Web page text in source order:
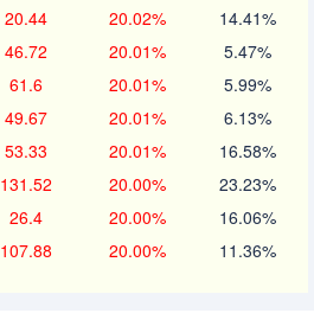
20.44 20.02% 14.41%
46.72 20.01% 5.47%
61.6 20.01% 5.99%
49.67 20.01% 6.13%
53.33 20.01% 16.58%
131.52 20.00% 23.23%
26.4 20.00% 16.06%
107.88 20.00% 11.36%